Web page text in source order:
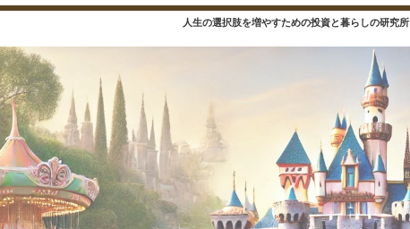
人生の選択肢を増やすための投資と暮らしの研究所